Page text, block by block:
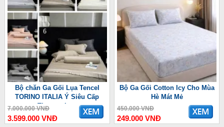
Bộ chăn Ga Gối Lụa Tencel
TORINO ITALIA Ý Siêu Cấp
Thượng Lưu
7.000.000 VNĐ
3.599.000 VNĐ
Bộ Ga Gối Cotton Icy Cho Mùa
Hè Mát Mẻ
450.000 VNĐ
249.000 VNĐ